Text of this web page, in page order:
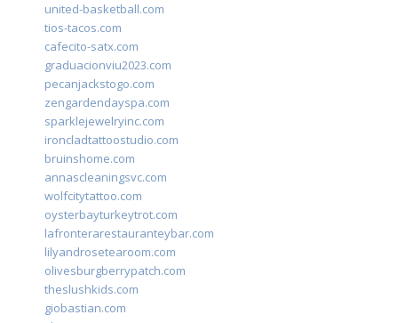
united-basketball.com
tios-tacos.com
cafecito-satx.com
graduacionviu2023.com
pecanjackstogo.com
zengardendayspa.com
sparklejewelryinc.com
ironcladtattoostudio.com
bruinshome.com
annascleaningsvc.com
wolfcitytattoo.com
oysterbayturkeytrot.com
lafronterarestauranteybar.com
lilyandrosetearoom.com
olivesburgberrypatch.com
theslushkids.com
giobastian.com